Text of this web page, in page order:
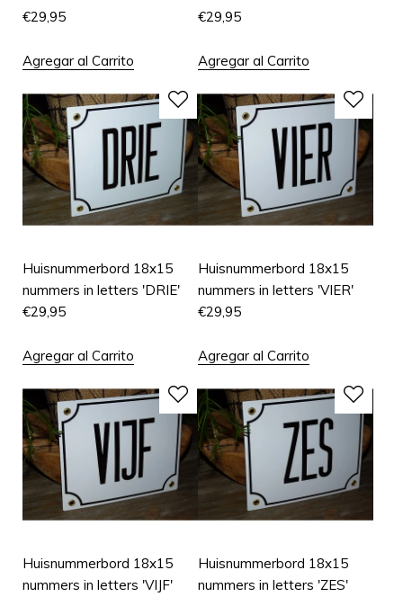
€29,95
Agregar al Carrito
€29,95
Agregar al Carrito
Huisnummerbord 18x15
nummers in letters 'DRIE'
€29,95
Agregar al Carrito
Huisnummerbord 18x15
nummers in letters 'VIER'
€29,95
Agregar al Carrito
Huisnummerbord 18x15
nummers in letters 'VIJF'
Huisnummerbord 18x15
nummers in letters 'ZES'